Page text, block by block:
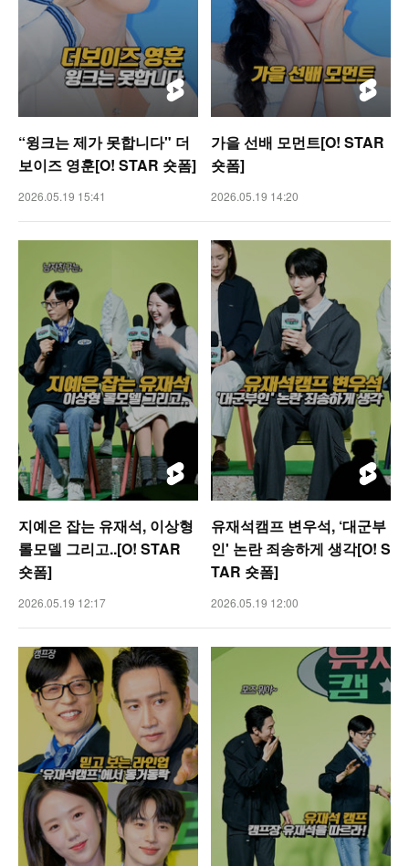
“윙크는 제가 못합니다" 더
보이즈 영훈[O! STAR 숏폼]
2026.05.19 15:41
가을 선배 모먼트[O! STAR
숏폼]
2026.05.19 14:20
지예은 잡는 유재석, 이상형
롤모델 그리고..[O! STAR
숏폼]
2026.05.19 12:17
유재석캠프 변우석, ‘대군부
인' 논란 죄송하게 생각[O! S
TAR 숏폼]
2026.05.19 12:00